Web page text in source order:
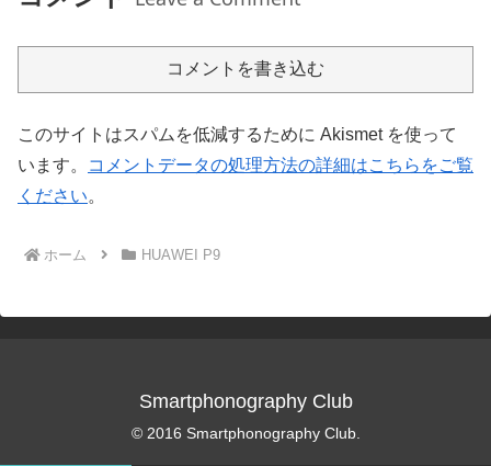
コメントを書き込む
このサイトはスパムを低減するために Akismet を使って
います。
コメントデータの処理方法の詳細はこちらをご覧
ください。
ホーム HUAWEI P9
Smartphonography Club
© 2016 Smartphonography Club.